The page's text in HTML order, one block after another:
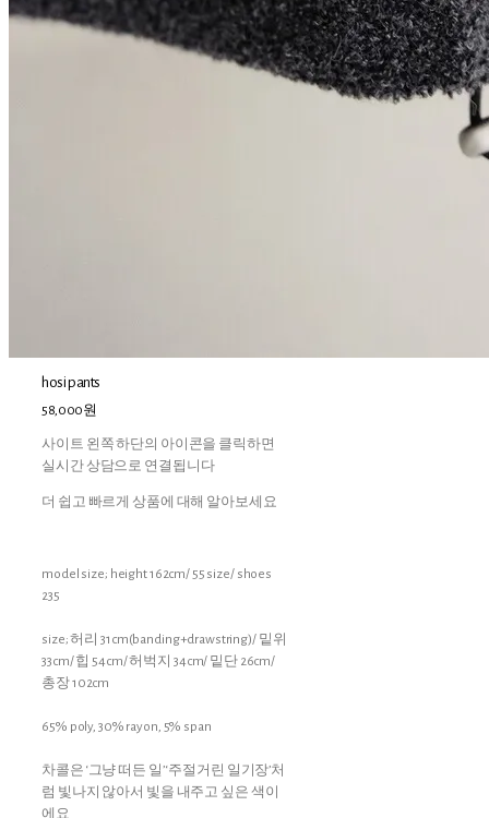
hosi pants
58,000원
사이트 왼쪽 하단의 아이콘을 클릭하면
실시간 상담으로 연결됩니다
더 쉽고 빠르게 상품에 대해 알아보세요
model size; height 162cm/ 55 size/ shoes
235
size; 허리 31cm(banding+drawstring)/ 밑위
33cm/ 힙 54cm/ 허벅지 34cm/ 밑단 26cm/
총장 102cm
65% poly, 30% rayon, 5% span
차콜은 ‘그냥 떠든 일’ ‘주절거린 일기장’처
럼 빛나지 않아서 빛을 내주고 싶은 색이
에요